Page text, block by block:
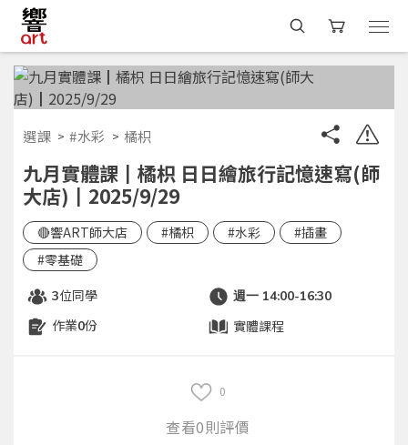
選課 #水彩 橘枳
九月實體課┃橘枳 日日繪旅行記憶速寫(師
大店)┃2025/9/29
🔴響ART師大店 #橘枳 #水彩
#插畫
#零基礎
3位同學 週一 14:00-16:30
作業0份 實體課程
0
查看0則評價